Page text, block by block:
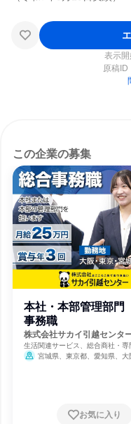
表示
原稿ID
この企業の募集
本社・本部管理部
事務職
株式会社サカイ引越センタ
生活関連サービス、総合商社・専
売、不動産管理
宮城県、東京都、愛知県、大
お気に入り